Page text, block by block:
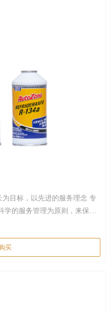
目标，以先进的服务理念 专
学的服务管理为原则，来保证
买